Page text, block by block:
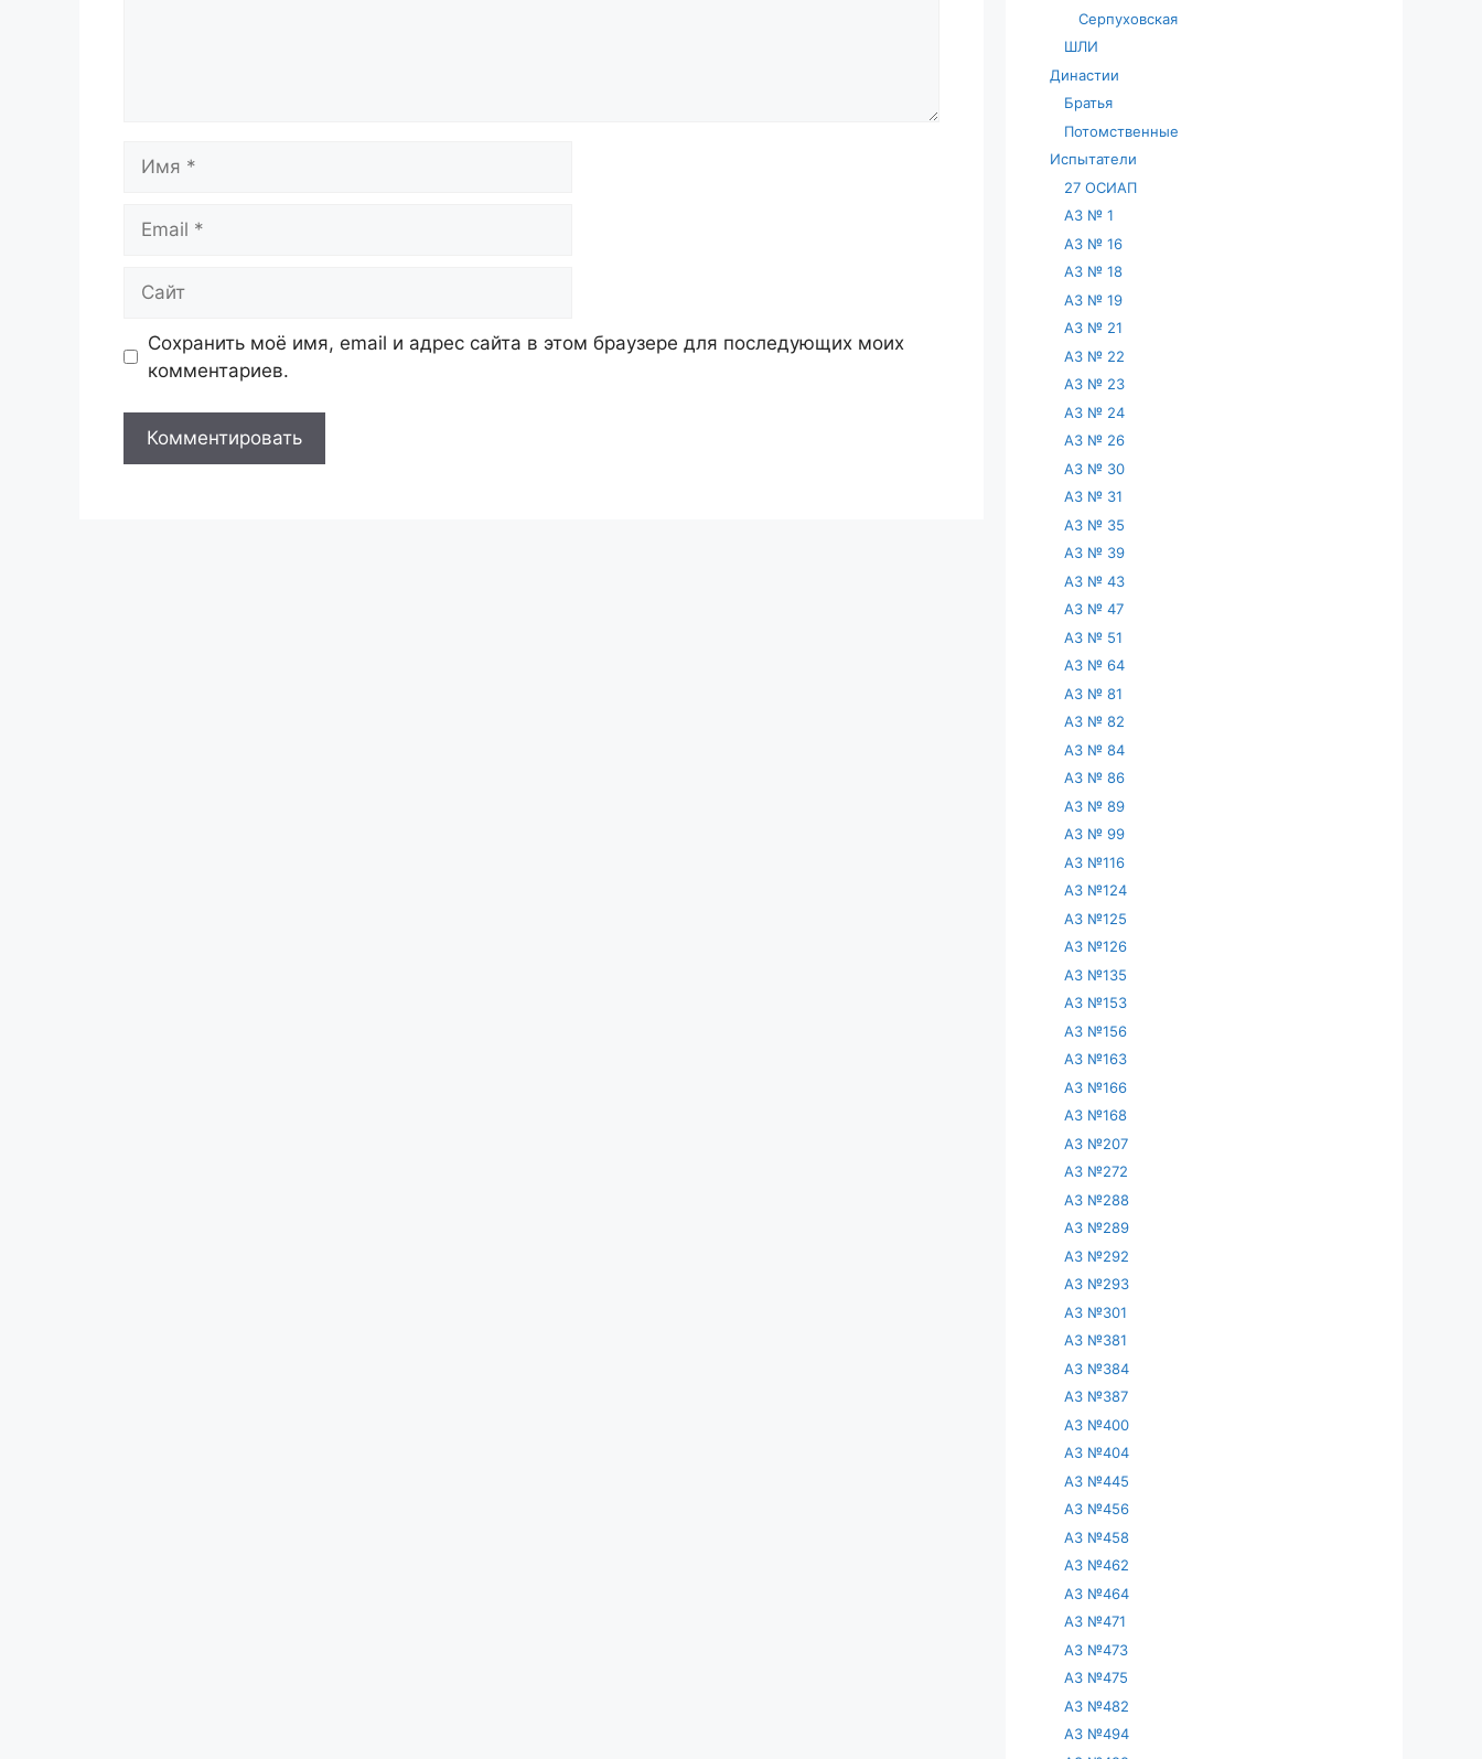
Сохранить моё имя, email и адрес сайта в этом браузере для последующих моих
комментариев.
Серпуховская
ШЛИ
Династии
Братья
Потомственные
Испытатели
27 ОСИАП
АЗ № 1
АЗ № 16
АЗ № 18
АЗ № 19
АЗ № 21
АЗ № 22
АЗ № 23
АЗ № 24
АЗ № 26
АЗ № 30
АЗ № 31
АЗ № 35
АЗ № 39
АЗ № 43
АЗ № 47
АЗ № 51
АЗ № 64
АЗ № 81
АЗ № 82
АЗ № 84
АЗ № 86
АЗ № 89
АЗ № 99
АЗ №116
АЗ №124
АЗ №125
АЗ №126
АЗ №135
АЗ №153
АЗ №156
АЗ №163
АЗ №166
АЗ №168
АЗ №207
АЗ №272
АЗ №288
АЗ №289
АЗ №292
АЗ №293
АЗ №301
АЗ №381
АЗ №384
АЗ №387
АЗ №400
АЗ №404
АЗ №445
АЗ №456
АЗ №458
АЗ №462
АЗ №464
АЗ №471
АЗ №473
АЗ №475
АЗ №482
АЗ №494